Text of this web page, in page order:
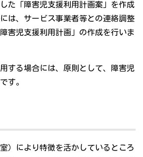
た「障害児支援利用計画案」を作成
は、サービス事業者等との連絡調整
害児支援利用計画」の作成を行いま
する場合には、原則として、障害児
す。
）により特徴を活かしているところ